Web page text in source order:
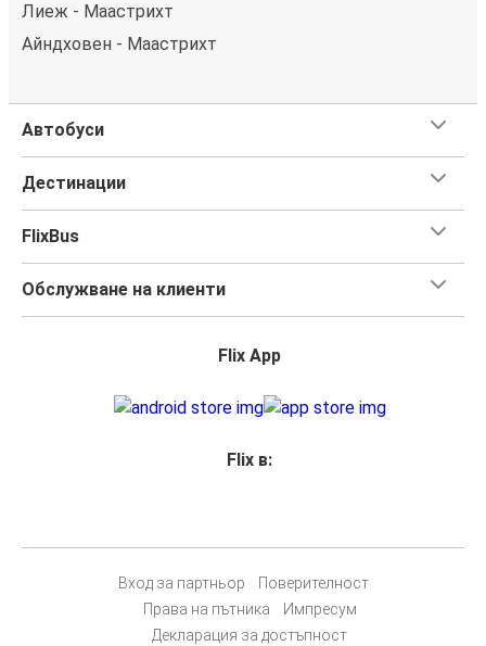
Лиеж - Маастрихт
Айндховен - Маастрихт
Автобуси
Дестинации
FlixBus
Обслужване на клиенти
Flix App
Flix в:
Вход за партньор
Поверителност
Права на пътника
Импресум
Декларация за достъпност